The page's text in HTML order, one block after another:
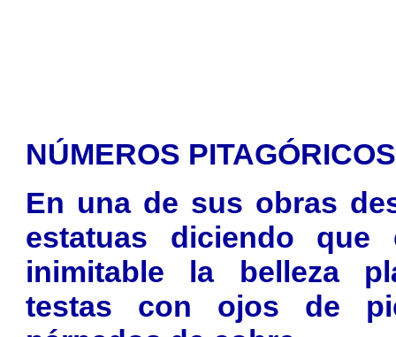
NÚMEROS PITAGÓRICOS
En una de sus obras
estatuas diciendo que
inimitable la belleza
testas con ojos de